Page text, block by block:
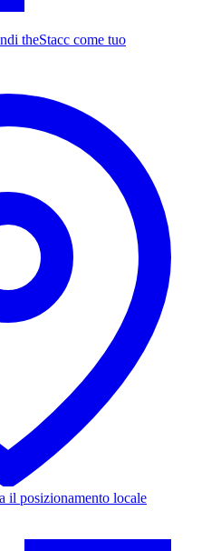
theStacc come tuo
il posizionamento locale